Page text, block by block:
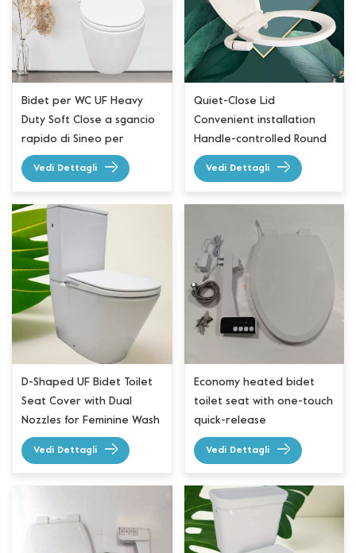
Bidet per WC UF Heavy
Duty Soft Close a sgancio
rapido di Sineo per
Europa
Vedi Dettagli
Quiet-Close Lid
Convenient installation
Handle-controlled Round
Bidet Toilet Seat
Vedi Dettagli
D-Shaped UF Bidet Toilet
Seat Cover with Dual
Nozzles for Feminine Wash
and Rear Wash
Vedi Dettagli
Economy heated bidet
toilet seat with one-touch
quick-release
Vedi Dettagli